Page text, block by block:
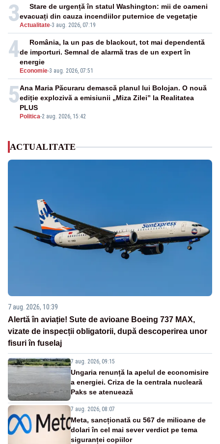
3Actualitate-3 aug. 2026, 07:19
Stare de urgență în statul Washington: mii de oameni
evacuați din cauza incendiilor puternice de vegetație
4
Economie-3 aug. 2026, 07:51
România, la un pas de blackout, tot mai dependentă
de importuri. Semnal de alarmă tras de un expert în
energie
5
Politica-2 aug. 2026, 15:42
Ana Maria Păcuraru demască planul lui Bolojan. O nouă
ediție explozivă a emisiunii „Miza Zilei” la Realitatea
PLUS
ACTUALITATE
7 aug. 2026, 10:39
Alertă în aviație! Sute de avioane Boeing 737 MAX,
vizate de inspecții obligatorii, după descoperirea unor
fisuri în fuselaj
7 aug. 2026, 09:15
Ungaria renunță la apelul de economisire
a energiei. Criza de la centrala nucleară
Paks se atenuează
7 aug. 2026, 08:07
Meta, sancționată cu 567 de milioane de
dolari în cel mai sever verdict pe tema
siguranței copiilor